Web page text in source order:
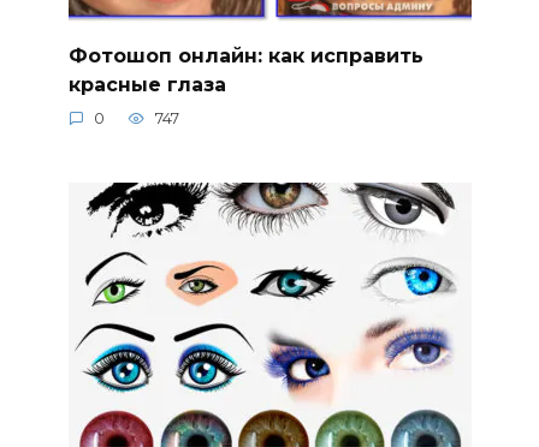
Фотошоп онлайн: как исправить
красные глаза
0 747